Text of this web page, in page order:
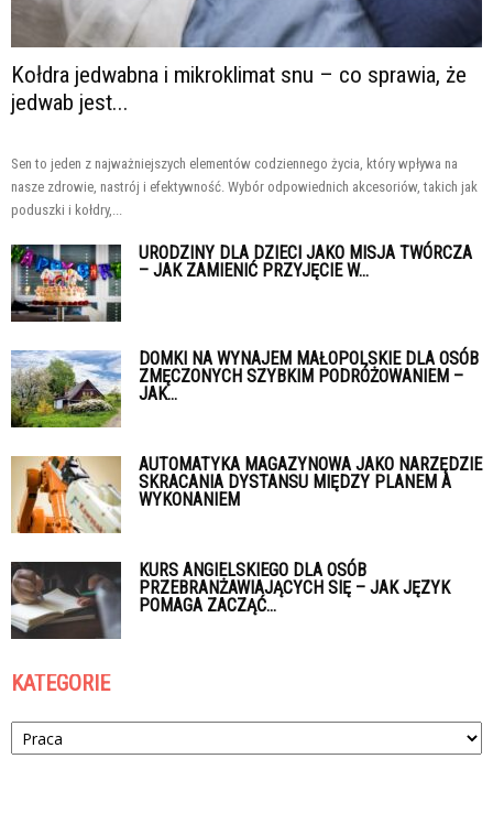
Kołdra jedwabna i mikroklimat snu – co sprawia, że
jedwab jest...
Sen to jeden z najważniejszych elementów codziennego życia, który wpływa na
nasze zdrowie, nastrój i efektywność. Wybór odpowiednich akcesoriów, takich jak
poduszki i kołdry,...
URODZINY DLA DZIECI JAKO MISJA TWÓRCZA
– JAK ZAMIENIĆ PRZYJĘCIE W...
DOMKI NA WYNAJEM MAŁOPOLSKIE DLA OSÓB
ZMĘCZONYCH SZYBKIM PODRÓŻOWANIEM –
JAK...
AUTOMATYKA MAGAZYNOWA JAKO NARZĘDZIE
SKRACANIA DYSTANSU MIĘDZY PLANEM A
WYKONANIEM
KURS ANGIELSKIEGO DLA OSÓB
PRZEBRANŻAWIAJĄCYCH SIĘ – JAK JĘZYK
POMAGA ZACZĄĆ...
KATEGORIE
Kategorie